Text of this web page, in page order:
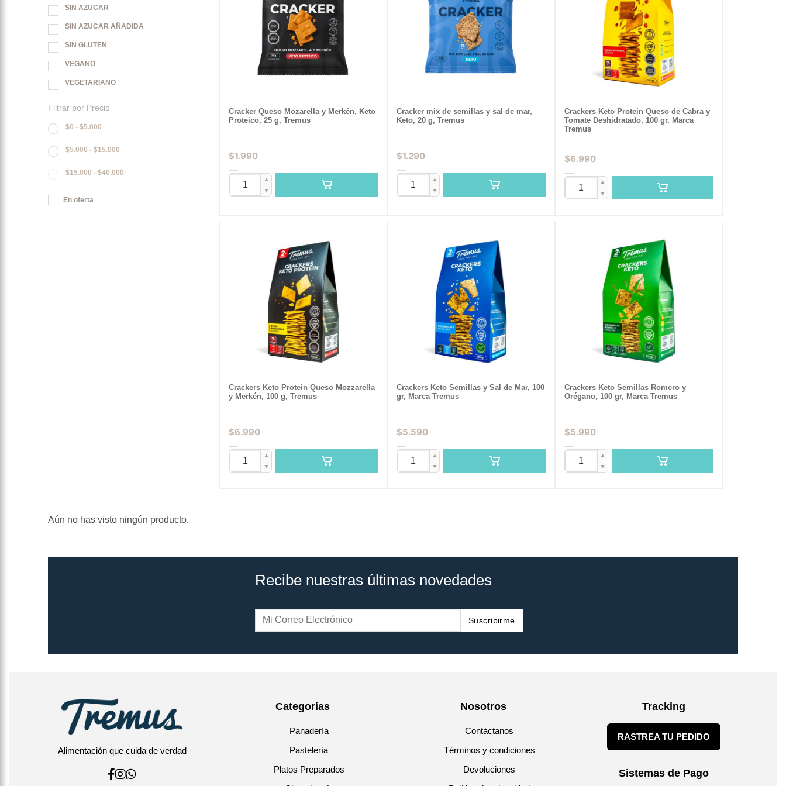
SIN AZUCAR
SIN AZUCAR AÑADIDA
SIN GLUTEN
VEGANO
VEGETARIANO
Filtrar por Precio
$0 -$5.000
$5.000 -$15.000
$15.000 -$40.000
En oferta
Cracker Queso Mozarella y Merkén, Keto
Proteico, 25 g, Tremus
$1.990
▲
▼
Cracker mix de semillas y sal de mar,
Keto, 20 g, Tremus
$1.290
▲
▼
Crackers Keto Protein Queso de Cabra y
Tomate Deshidratado, 100 gr, Marca
Tremus
$6.990
▲
▼
Crackers Keto Protein Queso Mozzarella
y Merkén, 100 g, Tremus
$6.990
▲
▼
Crackers Keto Semillas y Sal de Mar, 100
gr, Marca Tremus
$5.590
▲
▼
Crackers Keto Semillas Romero y
Orégano, 100 gr, Marca Tremus
$5.990
▲
▼
Aún no has visto ningún producto.
Recibe nuestras últimas novedades
Suscribirme
Alimentación que cuida de verdad
Categorías
Panadería
Pastelería
Platos Preparados
Nosotros
Contáctanos
Términos y condiciones
Devoluciones
Tracking
RASTREA TU PEDIDO
Sistemas de Pago